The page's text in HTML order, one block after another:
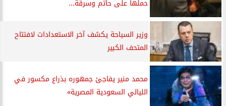
حملها على حاتم وسرقة...
وزير السياحة يكشف آخر الاستعدادات لافتتاح
المتحف الكبير
محمد منير يفاجئ جمهوره بذراع مكسور في
الليالي السعودية المصرية»